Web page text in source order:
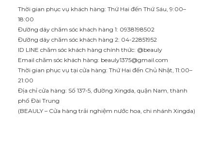
Thời gian phục vụ khách hàng: Thứ Hai đến Thứ Sáu, 9:00–
18:00
Đường dây chăm sóc khách hàng 1: 0938198502
Đường dây chăm sóc khách hàng 2: 04-22851952
ID LINE chăm sóc khách hàng chính thức: @beauly
Email chăm sóc khách hàng: beauly1375@gmail.com
Thời gian phục vụ tại cửa hàng: Thứ Hai đến Chủ Nhật, 11:00–
21:00
Địa chỉ cửa hàng: Số 137-5, đường Xingda, quận Nam, thành
phố Đài Trung
(BEAULY – Cửa hàng trải nghiệm nước hoa, chi nhánh Xingda)